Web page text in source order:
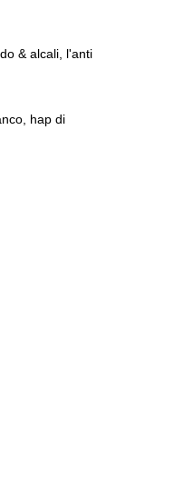
& alcali, l'anti
hap di